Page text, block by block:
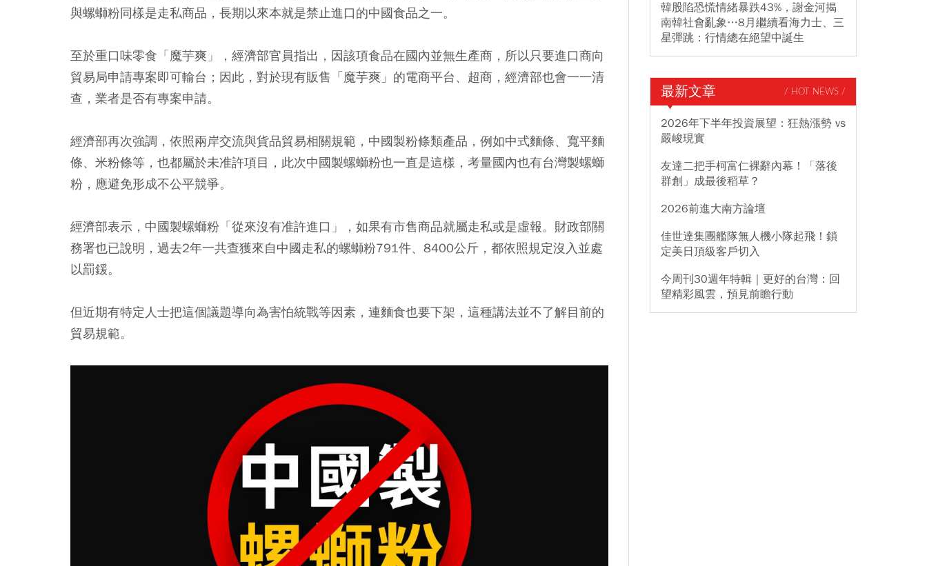
與螺螄粉同樣是走私商品，長期以來本就是禁止進口的中國食品之一。
至於重口味零食「魔芋爽」，經濟部官員指出，因該項食品在國內並無生產商，所以只要進口商向
貿易局申請專案即可輸台；因此，對於現有販售「魔芋爽」的電商平台、超商，經濟部也會一一清
查，業者是否有專案申請。
經濟部再次強調，依照兩岸交流與貨品貿易相關規範，中國製粉條類產品，例如中式麵條、寬平麵
條、米粉條等，也都屬於未准許項目，此次中國製螺螄粉也一直是這樣，考量國內也有台灣製螺螄
粉，應避免形成不公平競爭。
經濟部表示，中國製螺螄粉「從來沒有准許進口」，如果有市售商品就屬走私或是虛報。財政部關
務署也已說明，過去2年一共查獲來自中國走私的螺螄粉791件、8400公斤，都依照規定沒入並處
以罰鍰。
但近期有特定人士把這個議題導向為害怕統戰等因素，連麵食也要下架，這種講法並不了解目前的
貿易規範。
韓股陷恐慌情緒暴跌43%，謝金河揭
南韓社會亂象…8月繼續看海力士、三
星彈跳：行情總在絕望中誕生
最新文章 / HOT NEWS /
2026年下半年投資展望：狂熱漲勢 vs
嚴峻現實
友達二把手柯富仁裸辭內幕！「落後
群創」成最後稻草？
2026前進大南方論壇
佳世達集團艦隊無人機小隊起飛！鎖
定美日頂級客戶切入
今周刊30週年特輯｜更好的台灣：回
望精彩風雲，預見前瞻行動